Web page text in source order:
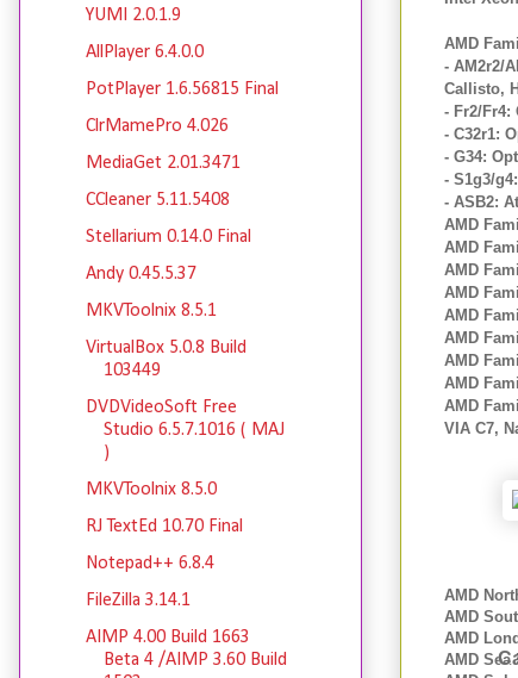
AMD
- AM2r2/
Callisto,
- Fr2/Fr4:
- C32r1:
- G34:
- S1g3/
- ASB2:
AMD
AMD
AMD
AMD
AMD
AMD
AMD
AMD
AMD
VIA C7,
AMD
AMD
AMD
AMD
YUMI 2.0.1.9
AllPlayer 6.4.0.0
PotPlayer 1.6.56815 Final
ClrMamePro 4.026
MediaGet 2.01.3471
CCleaner 5.11.5408
Stellarium 0.14.0 Final
Andy 0.45.5.37
MKVToolnix 8.5.1
VirtualBox 5.0.8 Build
103449
DVDVideoSoft Free
Studio 6.5.7.1016 ( MAJ
)
MKVToolnix 8.5.0
RJ TextEd 10.70 Final
Notepad++ 6.8.4
FileZilla 3.14.1
AIMP 4.00 Build 1663
Beta 4 /AIMP 3.60 Build